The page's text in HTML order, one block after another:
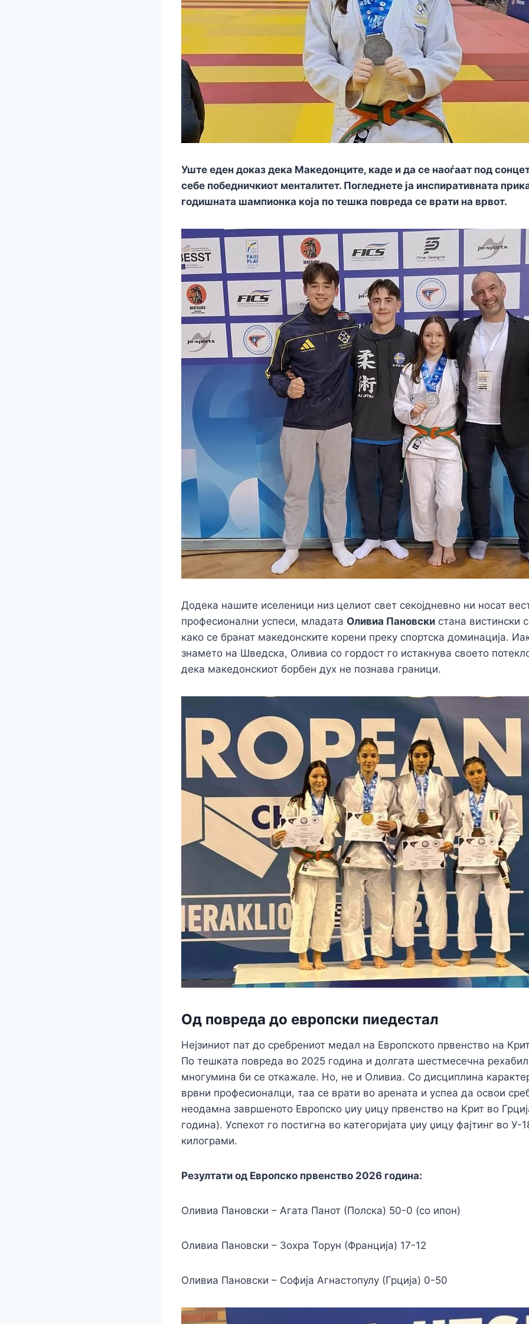
Уште еден доказ дека Македонците, каде и да се наоѓаат под
себе победничкиот менталитет. Погледнете ја инспиративната
годишната шампионка која по тешка повреда се врати на врвот.
Додека нашите иселеници низ целиот свет секојдневно ни носат
професионални успеси, младата Оливиа Пановски стана вистински
како се бранат македонските корени преку спортска доминација.
знамето на Шведска, Оливиа со гордост го истакнува своето
дека македонскиот борбен дух не познава граници.
Од повреда до европски пиедестал
Нејзиниот пат до сребрениот медал на Европското првенство на
По тешката повреда во 2025 година и долгата шестмесечна
многумина би се откажале. Но, не и Оливиа. Со дисциплина
врвни професионалци, таа се врати во арената и успеа да освои
неодамна завршеното Европско џиу џицу првенство на Крит во
година). Успехот го постигна во категоријата џиу џицу фајтинг во У-
килограми.
Резултати од Европско првенство 2026 година:
Оливиа Пановски – Агата Панот (Полска) 50-0 (со ипон)
Оливиа Пановски – Зохра Торун (Франција) 17-12
Оливиа Пановски – Софија Агнастопулу (Грција) 0-50